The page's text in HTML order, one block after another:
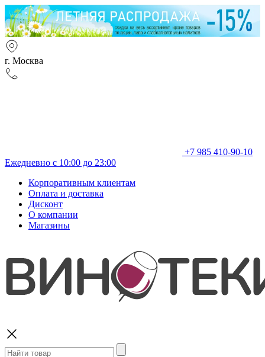
г. Москва
+7 985 410-90-10
Ежедневно с 10:00 до 23:00
Корпоративным клиентам
Оплата и доставка
Дисконт
О компании
Магазины